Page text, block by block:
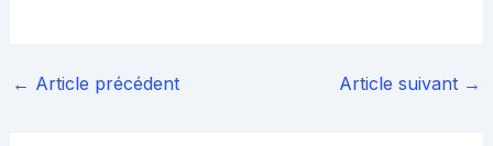
← Article précédent Article suivant →